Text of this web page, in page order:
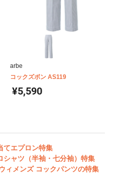
arbe
コックズボン AS119
¥5,590
てエプロン特集
シャツ（半袖・七分袖）特集
ィメンズ コックパンツの特集